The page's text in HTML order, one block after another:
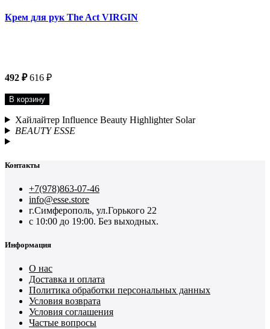
Крем для рук The Act VIRGIN
492 ₽ 616 ₽
В корзину
Хайлайтер Influence Beauty Highlighter Solar
BEAUTY ESSE
Контакты
+7(978)863-07-46
info@esse.store
г.Симферополь, ул.Горького 22
с 10:00 до 19:00. Без выходных.
Информация
О нас
Доставка и оплата
Политика обработки персональных данных
Условия возврата
Условия соглашения
Частые вопросы